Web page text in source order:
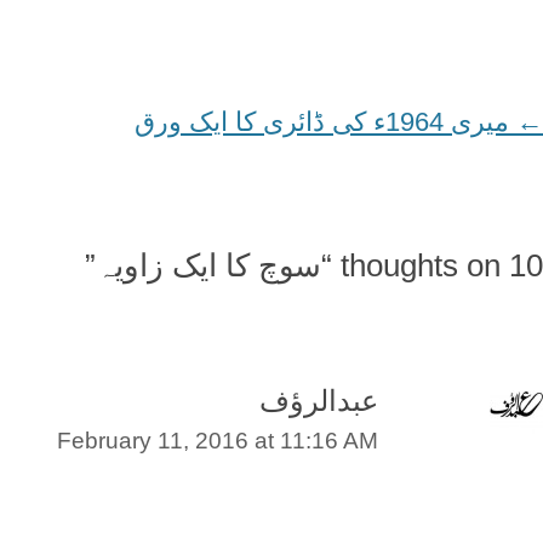
Post
← میری 1964ء کی ڈائری کا ایک ورق
10 thoughts on “ سوچ کا ایک زاویہ ”
عبدالرؤف
February 11, 2016 at 11:16 AM